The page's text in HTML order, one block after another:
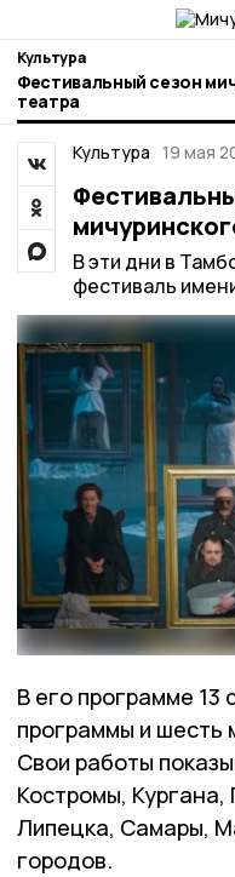
Культура
Фестивальный сезон
театра
Культура 19 мая
В эти дни в
фестиваль
В его программе 13
программы и шесть
Свои работы
Костромы,
Липецка, Самары,
городов.